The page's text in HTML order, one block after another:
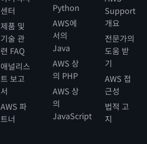
센터
제품 및
기술 관
련 FAQ
애널리스
트 보고
서
AWS 파
트너
Python
AWS에
서의
Java
AWS 상
의 PHP
AWS 상
의
JavaScript
Support
개요
전문가의
도움 받
기
AWS 접
근성
법적 고
지